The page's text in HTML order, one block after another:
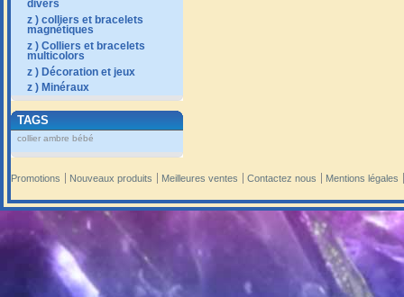
divers
z ) colliers et bracelets
magnétiques
z ) Colliers et bracelets
multicolors
z ) Décoration et jeux
z ) Minéraux
TAGS
collier ambre bébé
Promotions Nouveaux produits Meilleures ventes Contactez nous Mentions légales